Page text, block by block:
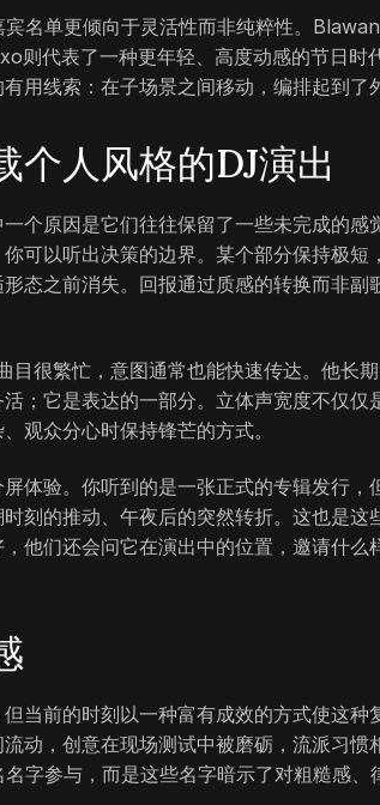
名单更倾向于灵活性而非纯粹性。
则代表了一种更年轻、高度动感的节日时
用线索：在子场景之间移动，编排起到了
个人风格的DJ演出
个原因是它们往往保留了一些未完成的感
可以听出决策的边界。某个部分保持极短
态之前消失。回报通过质感的转换而非
很繁忙，意图通常也能快速传达。他长
；它是表达的一部分。立体声宽度不仅仅
观众分心时保持锋芒的方式。
体验。你听到的是一张正式的专辑发行，
刻的推动、午夜后的突然转折。这也是这
他们还会问它在演出中的位置，邀请什么
当前的时刻以一种富有成效的方式使这
动，创意在现场测试中被磨砺，流派习惯
字参与，而是这些名字暗示了对粗糙感、